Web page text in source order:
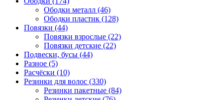
Ободки металл (46)
Ободки пластик (128)
Повязки (44)
Повязки взрослые (22)
Повязки детские (22)
Подвески, бусы (44)
Разное (5)
Расчёски (10)
Резинки для волос (330)
Резинки пакетные (84)